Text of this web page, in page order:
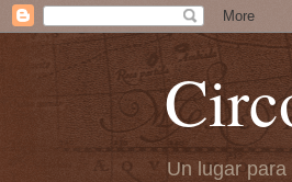
Un lugar